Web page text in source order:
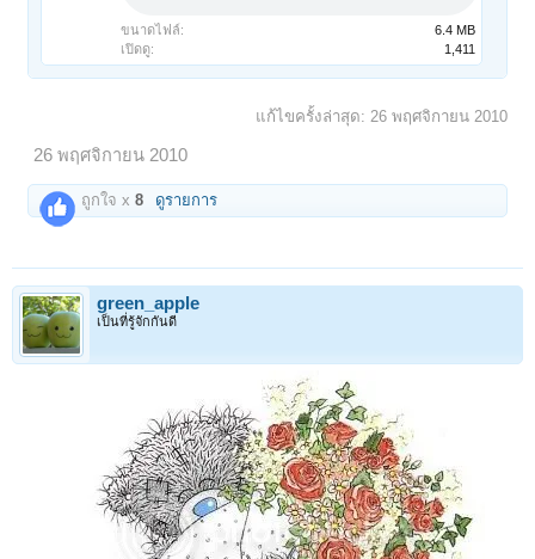
ขนาดไฟล์:
6.4 MB
เปิดดู:
1,411
แก้ไขครั้งล่าสุด: 26 พฤศจิกายน 2010
26 พฤศจิกายน 2010
ถูกใจ x8 ดูรายการ
green_apple
เป็นที่รู้จักกันดี